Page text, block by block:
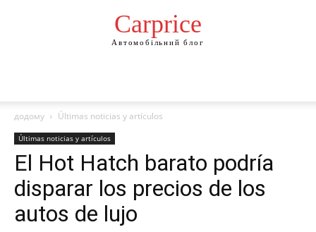
Сarprice
Автомобільний блог
додому Últimas noticias y artículos
Últimas noticias y artículos
El Hot Hatch barato podría
disparar los precios de los
autos de lujo